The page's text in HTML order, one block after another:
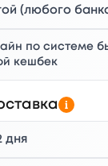
(любого
по системе
кешбек
дня